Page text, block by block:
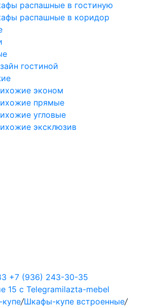
распашные в гостиную
распашные в коридор
гостиной
эконом
прямые
угловые
эксклюзив
+7 (936) 243-30-35
15 с Telegramilazta-mebel
/Шкафы-купе встроенные/